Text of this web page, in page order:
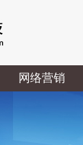
网络营销